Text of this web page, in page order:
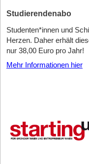
Studierendenabo
Studenten*innen und
Herzen. Daher erhält
nur 38,00 Euro pro Jahr!
Mehr Informationen hier